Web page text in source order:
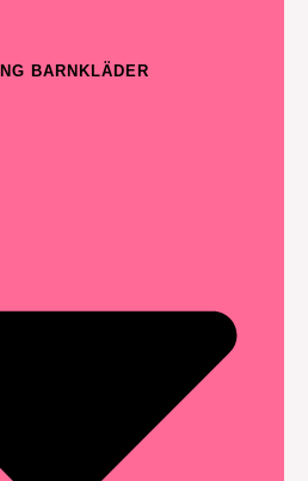
BARNKLÄDER